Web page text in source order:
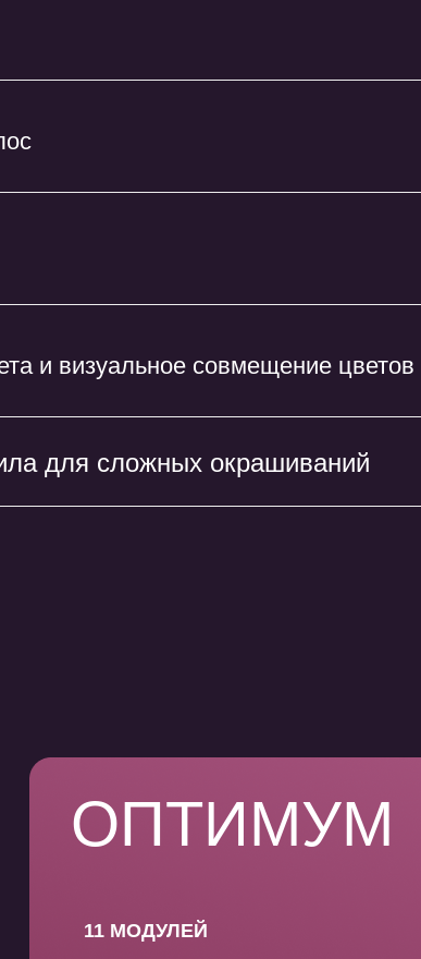
и визуальное совмещение цветов
для сложных окрашиваний
11 МОДУЛЕЙ
ОПТИМУМ